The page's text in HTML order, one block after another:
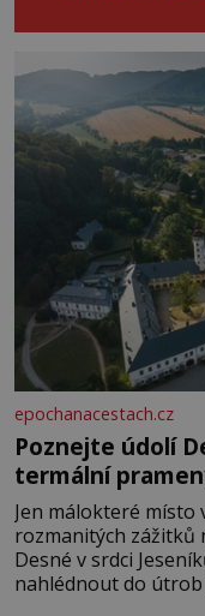
epochanacestach.cz
Poznejte údolí
termální
Jen málokteré místo
rozmanitých zážitků
Desné v srdci
nahlédnout do útrob